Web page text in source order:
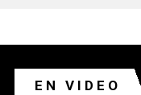
EN VIDEO